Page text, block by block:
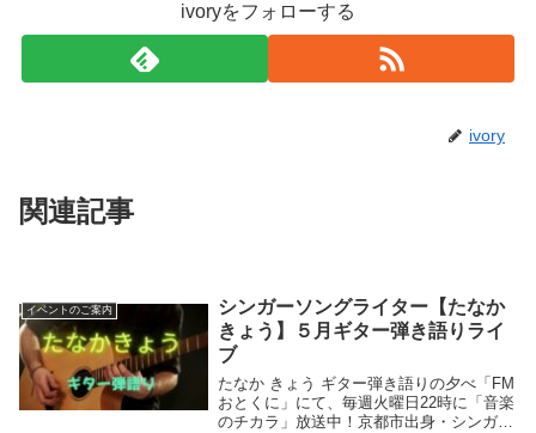
ivoryをフォローする
ivory
関連記事
イベントのご案内
シンガーソングライター【たなか
きょう】５月ギター弾き語りライ
ブ
たなか きょう ギター弾き語りの夕べ「FM
おとくに」にて、毎週火曜日22時に「音楽
のチカラ」放送中！京都市出身・シンガー